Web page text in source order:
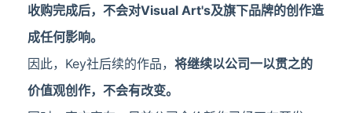
收购完成后，不会对Visual Art's及旗下品牌的创作造
成任何影响。
因此，Key社后续的作品， 将继续以公司一以贯之的
价值观创作，不会有改变。